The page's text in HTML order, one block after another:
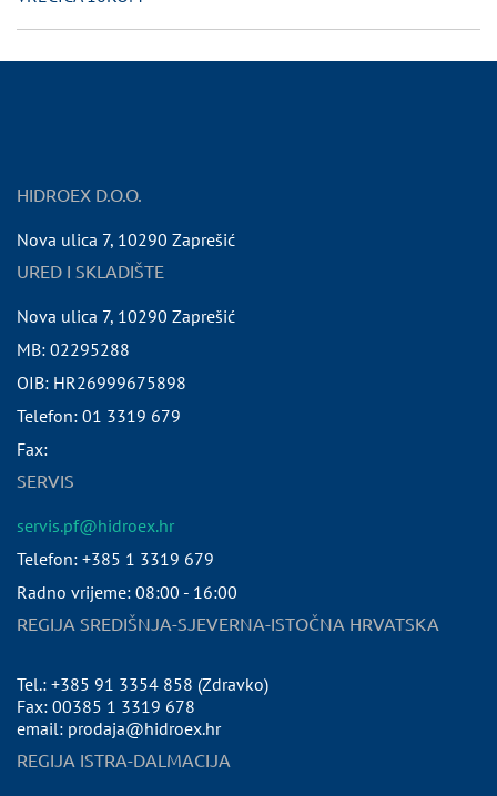
HIDROEX D.O.O.
Nova ulica 7, 10290 Zaprešić
URED I SKLADIŠTE
Nova ulica 7, 10290 Zaprešić
MB: 02295288
OIB: HR26999675898
Telefon: 01 3319 679
Fax:
SERVIS
servis.pf@hidroex.hr
Telefon: +385 1 3319 679
Radno vrijeme: 08:00 - 16:00
REGIJA SREDIŠNJA-SJEVERNA-ISTOČNA HRVATSKA
Tel.: +385 91 3354 858 (Zdravko)
Fax: 00385 1 3319 678
email: prodaja@hidroex.hr
REGIJA ISTRA-DALMACIJA